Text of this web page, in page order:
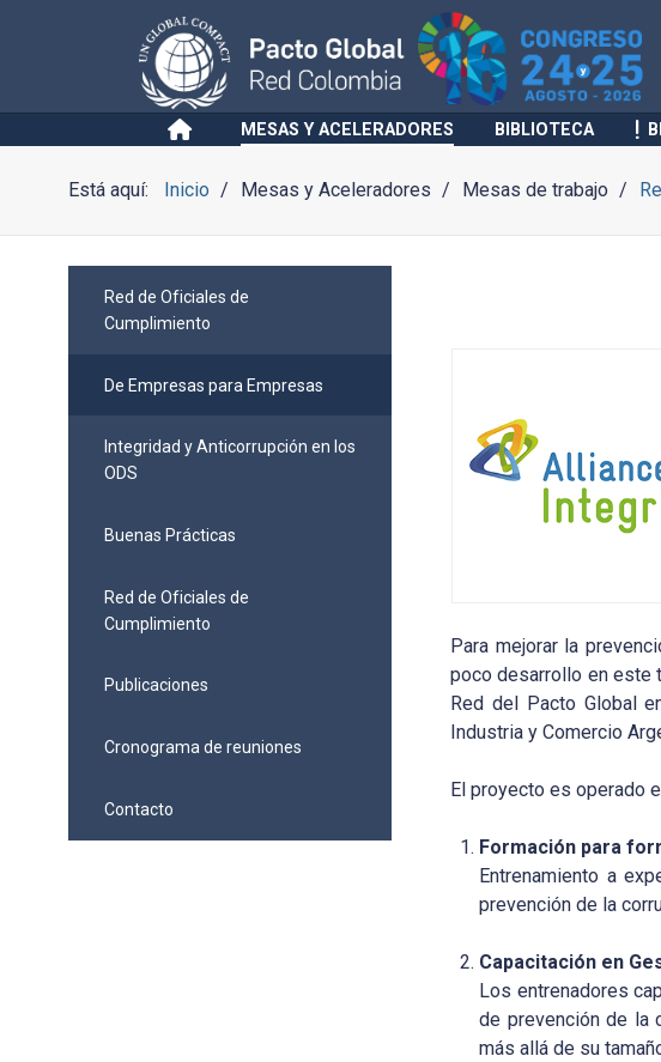
MESAS Y ACELERADORES BIBLIOTECA
Está aquí: Inicio Mesas y Aceleradores Mesas de trabajo
Red de Oficiales de
Cumplimiento
De Empresas para Empresas
Integridad y Anticorrupción en los
ODS
Buenas Prácticas
Red de Oficiales de
Cumplimiento
Publicaciones
Cronograma de reuniones
Contacto
Para mejorar la
poco desarrollo en este
Red del Pacto Global
Industria y Comercio
El proyecto es operado
Formación para
Entrenamiento a
prevención de la
Capacitación en
Los entrenadores
de prevención de la
más allá de su